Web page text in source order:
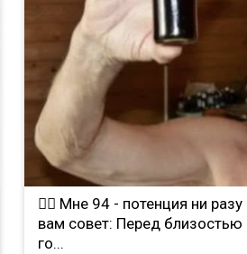
❤️‍🔥 Мне 94 - потенция ни
вам совет: Перед близостью
го...